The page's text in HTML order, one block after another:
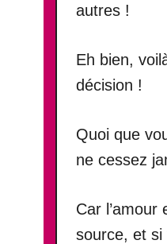
autres !
Eh bien,
décision !
Quoi que
ne cessez
Car l’amour
source, et si